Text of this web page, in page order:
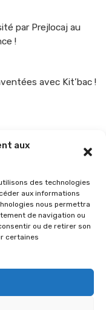
aux
des technologies
aux informations
nous permettra
de navigation ou
ou de retirer son
certaines
par Prejlocaj au
!
avec Kit’bac !